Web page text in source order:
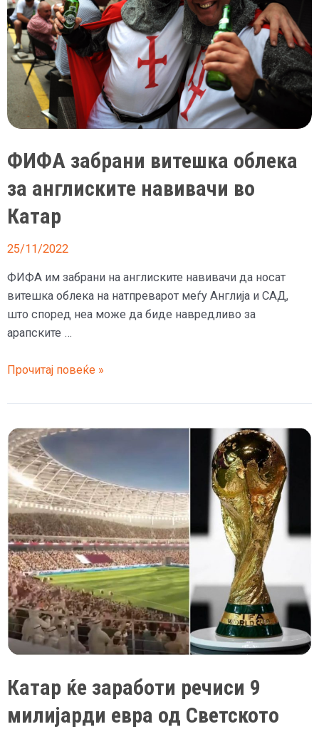
со
Гана
ФИФА забрани витешка облека
за англиските навивачи во
Катар
25/11/2022
ФИФА им забрани на англиските навивачи да носат
витешка облека на натпреварот меѓу Англија и САД,
што според неа може да биде навредливо за
арапските …
ФИФА
витешка
облека
за
англиските
навивачи
во
Катар
Прочитај повеќе »
Катар ќе заработи речиси 9
милијарди евра од Светското